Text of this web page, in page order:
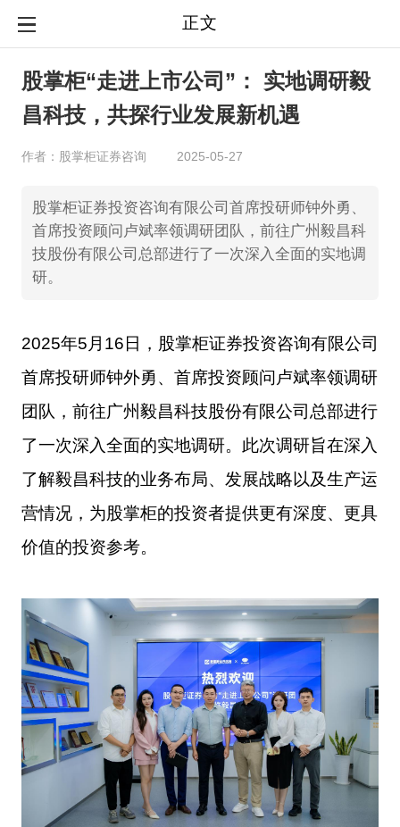
正文
股掌柜“走进上市公司”： 实地调研毅
昌科技，共探行业发展新机遇
作者：股掌柜证券咨询 2025-05-27
股掌柜证券投资咨询有限公司首席投研师钟外勇、
首席投资顾问卢斌率领调研团队，前往广州毅昌科
技股份有限公司总部进行了一次深入全面的实地调
研。
2025年5月16日，股掌柜证券投资咨询有限公司
首席投研师钟外勇、首席投资顾问卢斌率领调研
团队，前往广州毅昌科技股份有限公司总部进行
了一次深入全面的实地调研。此次调研旨在深入
了解毅昌科技的业务布局、发展战略以及生产运
营情况，为股掌柜的投资者提供更有深度、更具
价值的投资参考。